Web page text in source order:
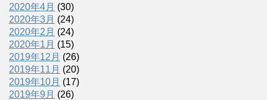
2020年4月 (30)
2020年3月 (24)
2020年2月 (24)
2020年1月 (15)
2019年12月 (26)
2019年11月 (20)
2019年10月 (17)
2019年9月 (26)